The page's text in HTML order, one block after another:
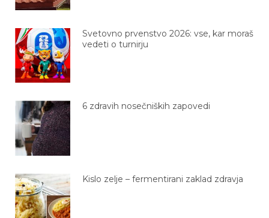
Svetovno prvenstvo 2026: vse, kar moraš
vedeti o turnirju
6 zdravih nosečniških zapovedi
Kislo zelje – fermentirani zaklad zdravja